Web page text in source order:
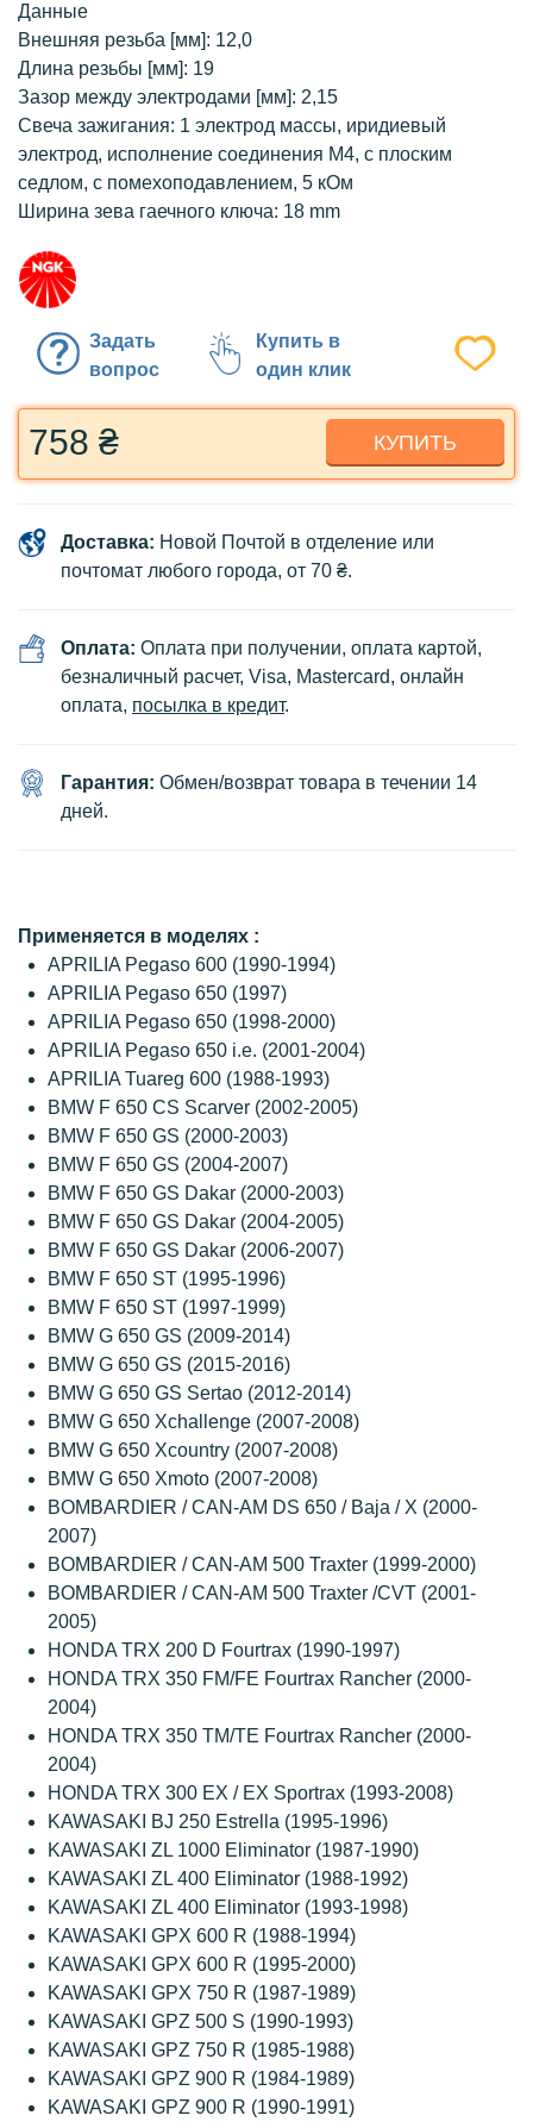
Данные
Внешняя резьба [мм]: 12,0
Длина резьбы [мм]: 19
Зазор между электродами [мм]: 2,15
Свеча зажигания: 1 электрод массы, иридиевый
электрод, исполнение соединения М4, с плоским
седлом, с помехоподавлением, 5 кОм
Ширина зева гаечного ключа: 18 mm
Задать
вопрос
Купить в
один клик
758 ₴ КУПИТЬ
Доставка: Новой Почтой в отделение или
почтомат любого города, от 70 ₴.
Оплата: Оплата при получении, оплата картой,
безналичный расчет, Visa, Mastercard, онлайн
оплата, посылка в кредит.
Гарантия: Обмен/возврат товара в течении 14
дней.
Применяется в моделях :
APRILIA Pegaso 600 (1990-1994)
APRILIA Pegaso 650 (1997)
APRILIA Pegaso 650 (1998-2000)
APRILIA Pegaso 650 i.e. (2001-2004)
APRILIA Tuareg 600 (1988-1993)
BMW F 650 CS Scarver (2002-2005)
BMW F 650 GS (2000-2003)
BMW F 650 GS (2004-2007)
BMW F 650 GS Dakar (2000-2003)
BMW F 650 GS Dakar (2004-2005)
BMW F 650 GS Dakar (2006-2007)
BMW F 650 ST (1995-1996)
BMW F 650 ST (1997-1999)
BMW G 650 GS (2009-2014)
BMW G 650 GS (2015-2016)
BMW G 650 GS Sertao (2012-2014)
BMW G 650 Xchallenge (2007-2008)
BMW G 650 Xcountry (2007-2008)
BMW G 650 Xmoto (2007-2008)
BOMBARDIER / CAN-AM DS 650 / Baja / X (2000-
2007)
BOMBARDIER / CAN-AM 500 Traxter (1999-2000)
BOMBARDIER / CAN-AM 500 Traxter /CVT (2001-
2005)
HONDA TRX 200 D Fourtrax (1990-1997)
HONDA TRX 350 FM/FE Fourtrax Rancher (2000-
2004)
HONDA TRX 350 TM/TE Fourtrax Rancher (2000-
2004)
HONDA TRX 300 EX / EX Sportrax (1993-2008)
KAWASAKI BJ 250 Estrella (1995-1996)
KAWASAKI ZL 1000 Eliminator (1987-1990)
KAWASAKI ZL 400 Eliminator (1988-1992)
KAWASAKI ZL 400 Eliminator (1993-1998)
KAWASAKI GPX 600 R (1988-1994)
KAWASAKI GPX 600 R (1995-2000)
KAWASAKI GPX 750 R (1987-1989)
KAWASAKI GPZ 500 S (1990-1993)
KAWASAKI GPZ 750 R (1985-1988)
KAWASAKI GPZ 900 R (1984-1989)
KAWASAKI GPZ 900 R (1990-1991)